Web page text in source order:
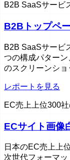
B2B SaaSサービ
B2Bトップペ
B2B SaaSサービ
つの構成パター
のスクリーンショ
レポートを見る
EC売上上位300
ECサイト画像
日本のEC売上上
次世代フォーマ